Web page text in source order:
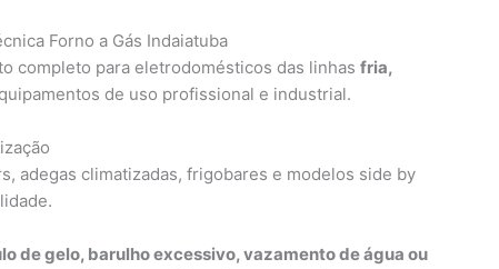
Forno a Gás Indaiatuba
completo para eletrodomésticos das linhasfria,
de uso profissional e industrial.
adegas climatizadas, frigobares e modelos side by
de gelo, barulho excessivo, vazamento de água ou